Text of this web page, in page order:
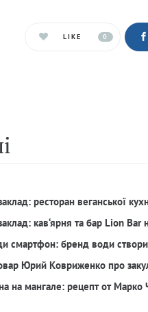
LIKE 0
ресторан веганської
кав‘ярня та бар Lion Bar
смартфон: бренд води
Юрий Ковриженко про
на мангале: рецепт от Марко